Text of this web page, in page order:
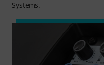
Systems.